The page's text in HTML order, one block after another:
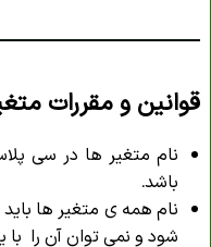
قوانین و مقررات
باشد.
نام همه ی متغیر ها
شود و نمی توان آن را